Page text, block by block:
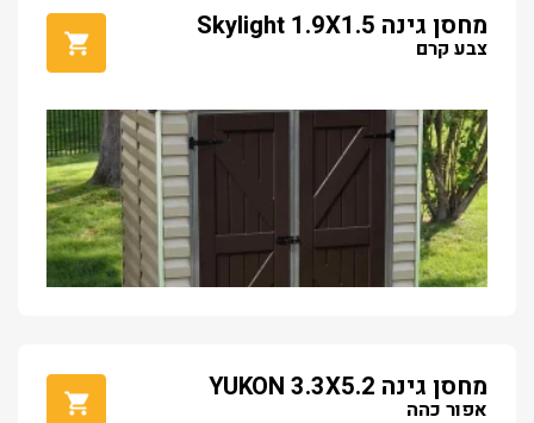
מחסן גינה Skylight 1.9X1.5
צבע קרם
מחסן גינה YUKON 3.3X5.2
אפור כהה